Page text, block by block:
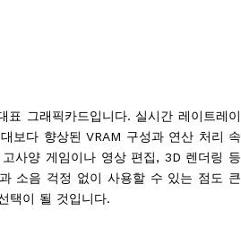
그래픽카드입니다. 실시간 레이트레이
보다 향상된 VRAM 구성과 연산 처리 속
사양 게임이나 영상 편집, 3D 렌더링 등
소음 걱정 없이 사용할 수 있는 점도 큰
택이 될 것입니다.